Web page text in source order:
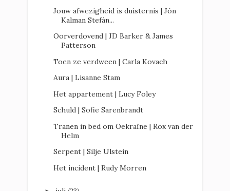
Jouw afwezigheid is duisternis | Jón
Kalman Stefán...
Oorverdovend | JD Barker & James
Patterson
Toen ze verdween | Carla Kovach
Aura | Lisanne Stam
Het appartement | Lucy Foley
Schuld | Sofie Sarenbrandt
Tranen in bed om Oekraïne | Rox van der
Helm
Serpent | Silje Ulstein
Het incident | Rudy Morren